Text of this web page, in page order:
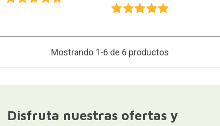
Mostrando 1-6 de 6 productos
Disfruta nuestras ofertas y